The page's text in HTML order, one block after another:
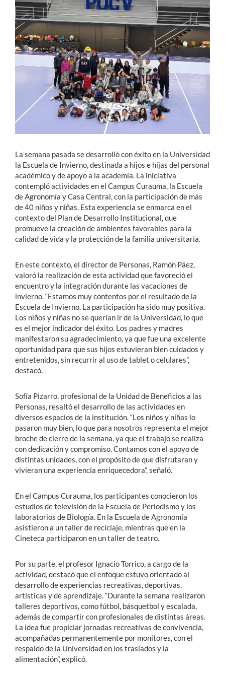
Estudiantes
Académicos
Funcionarios
La semana pasada se desarrolló con éxito en la Universidad
la Escuela de Invierno, destinada a hijos e hijas del personal
académico y de apoyo a la academia. La iniciativa
contempló actividades en el Campus Curauma, la Escuela
de Agronomía y Casa Central, con la participación de más
de 40 niños y niñas. Esta experiencia se enmarca en el
contexto del Plan de Desarrollo Institucional, que
promueve la creación de ambientes favorables para la
calidad de vida y la protección de la familia universitaria.
En este contexto, el director de Personas, Ramón Páez,
valoró la realización de esta actividad que favoreció el
encuentro y la integración durante las vacaciones de
invierno. “Estamos muy contentos por el resultado de la
Escuela de Invierno. La participación ha sido muy positiva.
Los niños y niñas no se querían ir de la Universidad, lo que
es el mejor indicador del éxito. Los padres y madres
manifestaron su agradecimiento, ya que fue una excelente
oportunidad para que sus hijos estuvieran bien cuidados y
entretenidos, sin recurrir al uso de tablet o celulares”,
destacó.
Sofía Pizarro, profesional de la Unidad de Beneficios a las
Personas, resaltó el desarrollo de las actividades en
diversos espacios de la institución. “Los niños y niñas lo
pasaron muy bien, lo que para nosotros representa el mejor
broche de cierre de la semana, ya que el trabajo se realiza
con dedicación y compromiso. Contamos con el apoyo de
distintas unidades, con el propósito de que disfrutaran y
vivieran una experiencia enriquecedora”, señaló.
En el Campus Curauma, los participantes conocieron los
estudios de televisión de la Escuela de Periodismo y los
laboratorios de Biología. En la Escuela de Agronomía
asistieron a un taller de reciclaje, mientras que en la
Cineteca participaron en un taller de teatro.
Por su parte, el profesor Ignacio Torrico, a cargo de la
actividad, destacó que el enfoque estuvo orientado al
desarrollo de experiencias recreativas, deportivas,
artísticas y de aprendizaje. “Durante la semana realizaron
talleres deportivos, como fútbol, básquetbol y escalada,
además de compartir con profesionales de distintas áreas.
La idea fue propiciar jornadas recreativas de convivencia,
acompañadas permanentemente por monitores, con el
respaldo de la Universidad en los traslados y la
alimentación”, explicó.